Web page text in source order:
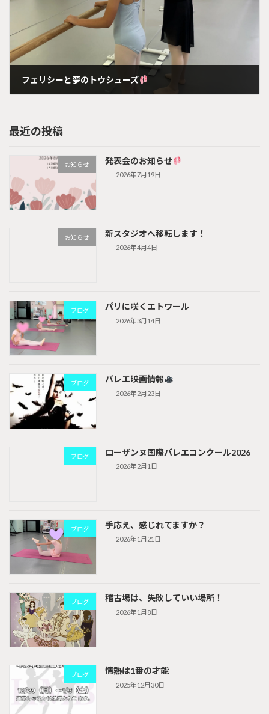
フェリシーと夢のトウシューズ
最近の投稿
お知らせ 発表会のお知らせ
2026年7月19日
お知らせ 新スタジオへ移転します！
2026年4月4日
ブログ パリに咲くエトワール
2026年3月14日
ブログ バレエ映画情報
2026年2月23日
ブログ ローザンヌ国際バレエコンクール2026
2026年2月1日
ブログ 手応え、感じれてますか？
2026年1月21日
ブログ 稽古場は、失敗していい場所！
2026年1月8日
ブログ 情熱は1番の才能
2025年12月30日